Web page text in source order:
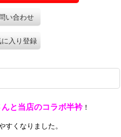
い合わせ
に入り登録
と当店のコラボ半衿！
すくなりました。